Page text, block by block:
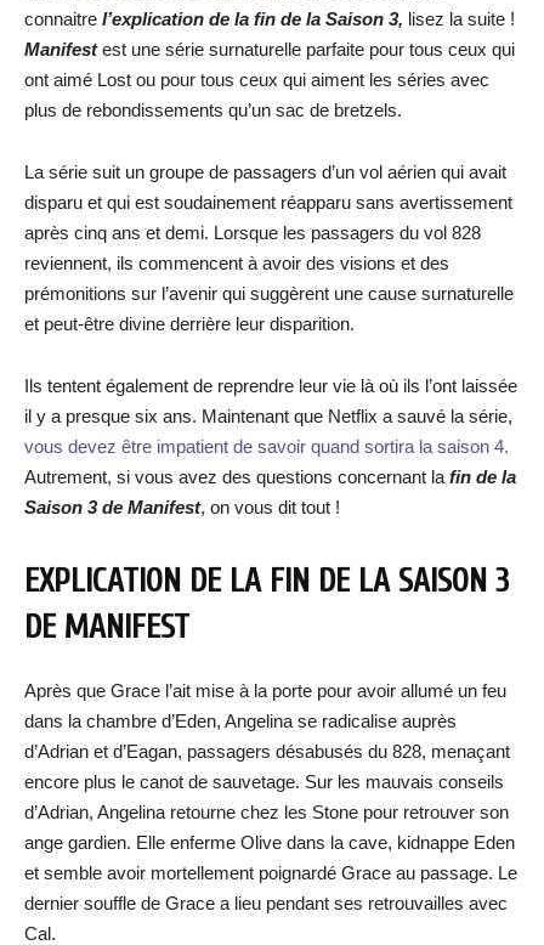
connaitre l’explication de la fin de la Saison 3, lisez la suite !
Manifestest une série surnaturelle parfaite pour tous ceux qui
ont aimé Lost ou pour tous ceux qui aiment les séries avec
plus de rebondissements qu’un sac de bretzels.
La série suit un groupe de passagers d’un vol aérien qui avait
disparu et qui est soudainement réapparu sans avertissement
après cinq ans et demi. Lorsque les passagers du vol 828
reviennent, ils commencent à avoir des visions et des
prémonitions sur l’avenir qui suggèrent une cause surnaturelle
et peut-être divine derrière leur disparition.
Ils tentent également de reprendre leur vie là où ils l’ont laissée
il y a presque six ans. Maintenant que Netflix a sauvé la série,
vous devez être impatient de savoir quand sortira la saison 4.
Autrement, si vous avez des questions concernant la fin de la
Saison 3 de Manifest, on vous dit tout !
EXPLICATION DE LA FIN DE LA SAISON 3
DE MANIFEST
Après que Grace l’ait mise à la porte pour avoir allumé un feu
dans la chambre d’Eden, Angelina se radicalise auprès
d’Adrian et d’Eagan, passagers désabusés du 828, menaçant
encore plus le canot de sauvetage. Sur les mauvais conseils
d’Adrian, Angelina retourne chez les Stone pour retrouver son
ange gardien. Elle enferme Olive dans la cave, kidnappe Eden
et semble avoir mortellement poignardé Grace au passage. Le
dernier souffle de Grace a lieu pendant ses retrouvailles avec
Cal.